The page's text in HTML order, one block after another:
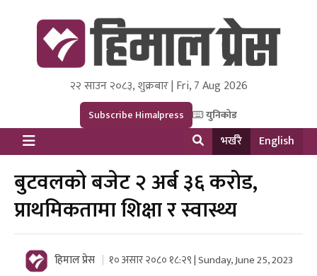
Himal Press
Dot NewsyNepal Media and Research Pvt Ltd.
२२ साउन २०८३, शुक्रबार | Fri, 7 Aug 2026
Subscribe Himalpress युनिकोड
भर्खरै English
बुटवलको बजेट २ अर्ब ३६ करोड,
प्राथमिकतामा शिक्षा र स्वास्थ्य
हिमाल प्रेस १० असार २०८० १८:२९ | Sunday, June 25, 2023